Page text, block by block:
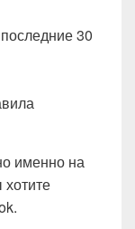
30
именно на
хотите